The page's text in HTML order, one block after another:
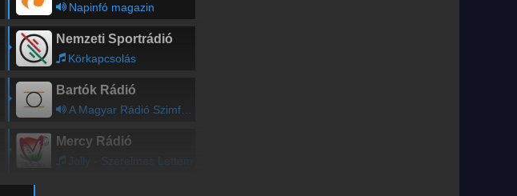
Napinfó magazin
Nemzeti Sportrádió
Körkapcsolás
Bartók Rádió
A Magyar Rádió Szimfonikus Zenekara művészeinek kamarahangversenye
Mercy Rádió
Jolly - Szerelmes Lettem